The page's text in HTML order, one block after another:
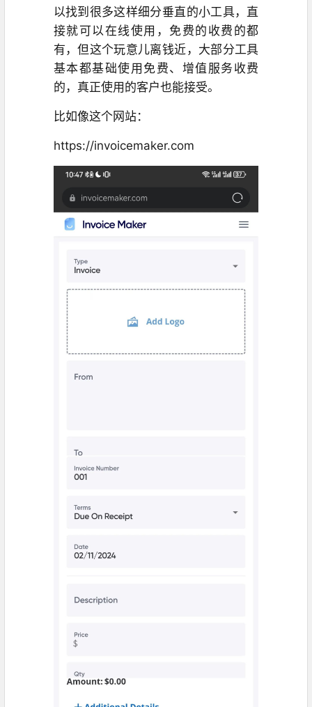
以找到很多这样细分垂直的小工具，直
接就可以在线使用，免费的收费的都
有，但这个玩意儿离钱近，大部分工具
基本都基础使用免费、增值服务收费
的，真正使用的客户也能接受。
比如像这个网站：
https://invoicemaker.com